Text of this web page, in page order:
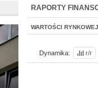
WYCENA BR
RAPORTY
WARTOŚCI RYNKOWEJ
Dynamika: r/r